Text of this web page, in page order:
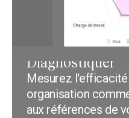
Diagnostiquer
Mesurez
organisation
aux références de